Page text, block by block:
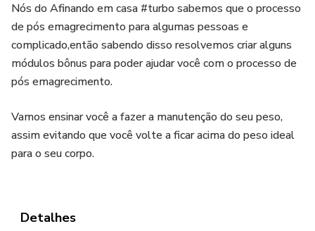
Nós do Afinando em casa #turbo sabemos que o processo
de pós emagrecimento para algumas pessoas e
complicado,então sabendo disso resolvemos criar alguns
módulos bônus para poder ajudar você com o processo de
pós emagrecimento.
Vamos ensinar você a fazer a manutenção do seu peso,
assim evitando que você volte a ficar acima do peso ideal
para o seu corpo.
Detalhes